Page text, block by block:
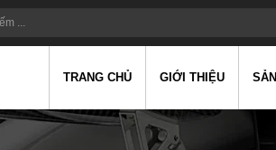
TRANG CHỦ GIỚI THIỆU